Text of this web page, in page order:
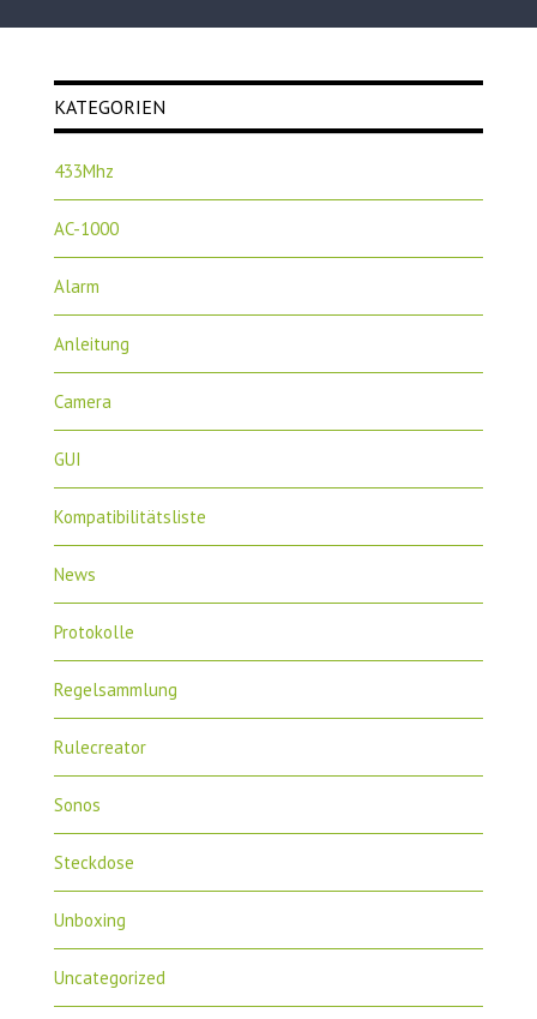
KATEGORIEN
433Mhz
AC-1000
Alarm
Anleitung
Camera
GUI
Kompatibilitätsliste
News
Protokolle
Regelsammlung
Rulecreator
Sonos
Steckdose
Unboxing
Uncategorized